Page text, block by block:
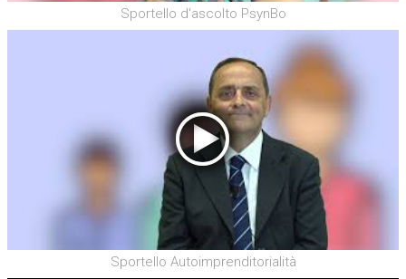
Sportello d'ascolto PsynBo
Sportello Autoimprenditorialità